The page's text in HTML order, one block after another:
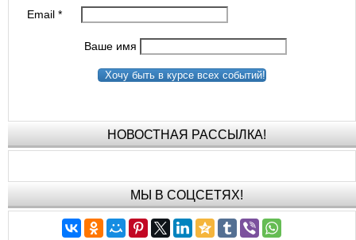
Email*
Ваше имя
Хочу быть в курсе всех событий!
НОВОСТНАЯ РАССЫЛКА!
МЫ В СОЦСЕТЯХ!